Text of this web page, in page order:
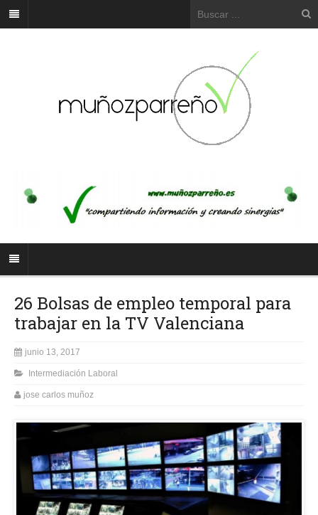
26 Bolsas de empleo temporal para
trabajar en la TV Valenciana
junio 13, 2017
Intermediación Laboral
jose carlos muñoz